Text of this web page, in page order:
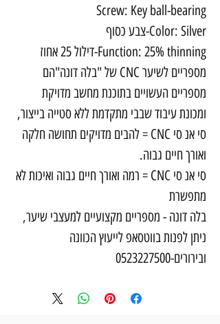
Screw: Key ball-bearing
Color: Silver-צבע כסוף
Function: 25% thinning-דילול 25 אחוז
מספריים לשיער CNC של "בלה דונה"הם
מספריים העשויים בתוכנת מחשב מדויקת
ומכונת עיבוד שבבי מתקדמת ללא סטייה בייצור,
סי אנ סי CNC = להבים מדויקים תחושה חלקה
ואורך חיים גבוה.
סי אנ סי CNC = רמה ואורך חיים גבוה ואיכות לא
מתפשרת
בלה דונה - מספריים מקצועיים למעצבי שיער,
ניתן לפנות בווטסאפ לייעוץ הכוונה
ובירורים-0523227500